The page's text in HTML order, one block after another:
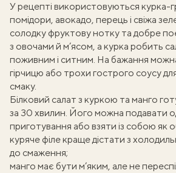
У рецепті використовуються курка-
помідори, авокадо, перець і свіжа
солодку фруктову нотку та добре
з овочами й м’ясом, а курка робить
поживним і ситним. На бажання
гірчицю або трохи гострого соусу
смаку.
Білковий салат з куркою та манго
за 30 хвилин. Його можна подавати
приготування або взяти із собою як
куряче філе краще дістати з
до смаження;
манго має бути м’яким, але не